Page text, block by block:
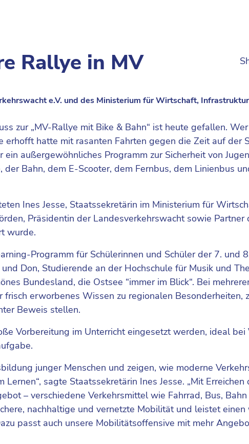
Rallye in MV
e.V. und des Ministerium für Wirtschaft,
zur „MV-Rallye mit Bike & Bahn“ ist heute gefallen.
erhofft hatte mit rasanten Fahrten gegen die Zeit auf der
außergewöhnliches Programm zur Sicherheit von
Bahn, dem E-Scooter, dem Fernbus, dem Linienbus
Ines Jesse, Staatssekretärin im Ministerium für
Präsidentin der Landesverkehrswacht sowie Partner
wurde.
Programm für Schülerinnen und Schüler der 7. und
Don, Studierende an der Hochschule für Musik und
Bundesland, die Ostsee “immer im Blick“. Bei
erworbenes Wissen zu regionalen Besonderheiten,
Beweis stellen.
Vorbereitung im Unterricht eingesetzt werden, ideal
junger Menschen und zeigen, wie moderne
sagte Staatssekretärin Ines Jesse. „Mit
– verschiedene Verkehrsmittel wie Fahrrad, Bus,
nachhaltige und vernetzte Mobilität und leistet
passt auch unsere Mobilitätsoffensive mit mehr